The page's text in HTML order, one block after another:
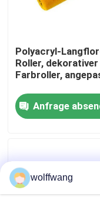
Qualitätskontrolle
Kontakt
Nachrichten
Alle Fälle
Synthetische
Polyacryl-
Roller, dekorativer
Farbroller,
Anfrage
wolffwang